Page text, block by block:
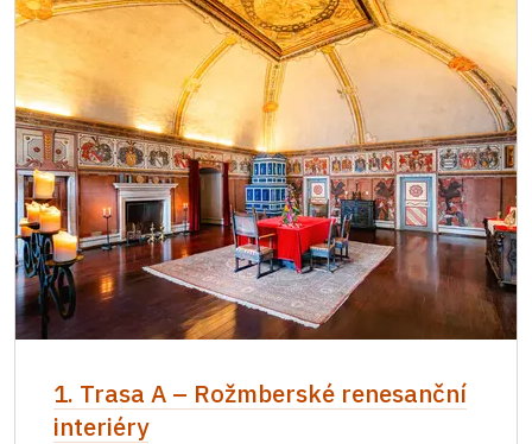
1. Trasa A – Rožmberské renesanční
interiéry